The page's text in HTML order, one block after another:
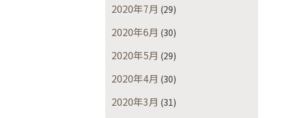
2020年7月 (29)
2020年6月 (30)
2020年5月 (29)
2020年4月 (30)
2020年3月 (31)